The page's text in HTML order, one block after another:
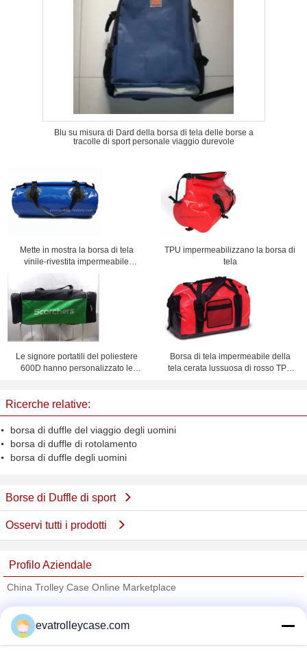
Blu su misura di Dard della borsa di tela delle borse a
tracolle di sport personale viaggio durevole
Mette in mostra la borsa di tela
vinile-rivestita impermeabile
sommità rotolo/impermeabilizzano
la borsa di viaggio
TPU impermeabilizzano la borsa di
tela
Le signore portatili del poliestere
600D hanno personalizzato le
Borsa di tela impermeabile della
tela cerata lussuosa di rosso TPU
Ricerche relative:
borsa di duffle del viaggio degli uomini
borsa di duffle di rotolamento
borsa di duffle degli uomini
Borse di Duffle di sport
Osservi tutti i prodotti
Profilo Aziendale
China Trolley Case Online Marketplace
Trust Seal
Verified Suplier
evatrolleycase.com